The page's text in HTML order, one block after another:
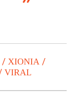
ΧΙΟΝΙΑ
VIRAL